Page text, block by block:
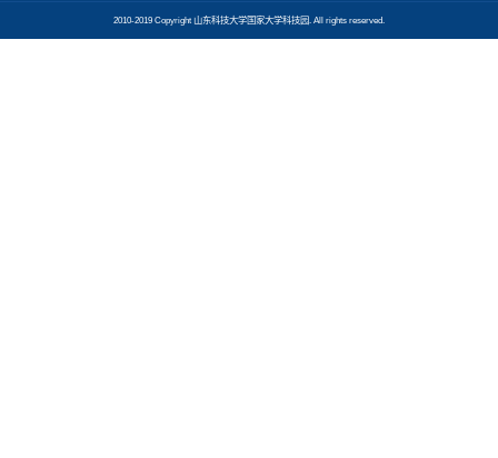
2010-2019 Copyright 山东科技大学国家大学科技园. All rights reserved.